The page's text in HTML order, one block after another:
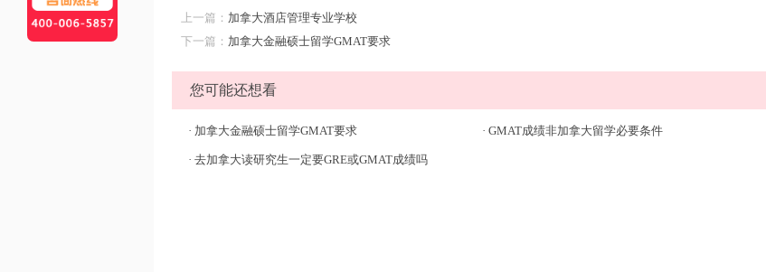
上一篇： 加拿大酒店管理专业学校
下一篇： 加拿大金融硕士留学GMAT要求
您可能还想看
· 加拿大金融硕士留学GMAT要求 · GMAT成绩非加拿大留学必要条件
· 去加拿大读研究生一定要GRE或GMAT成绩吗